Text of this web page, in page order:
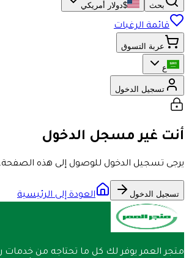
بحث $دولار أمريكي
قائمة الرغبات
عربة التسوق
ع
تسجيل الدخول
أنت غير مسجل الدخول
يرجى تسجيل الدخول للوصول إلى هذه الصفحة.
تسجيل الدخول العودة إلى الرئيسية
متجر العمر يوفر لك كل ما تحتاجه من خدمات